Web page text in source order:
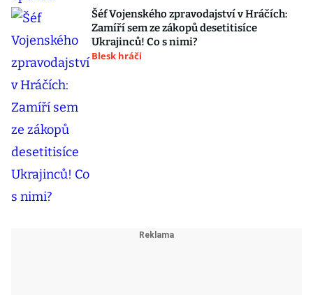
Šéf Vojenského zpravodajství v Hráčích:
Zamíří sem ze zákopů desetitisíce
Ukrajinců! Co s nimi?
Blesk hráči